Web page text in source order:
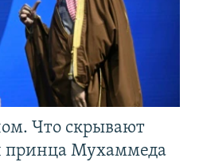
Что скрывают
принца Мухаммеда